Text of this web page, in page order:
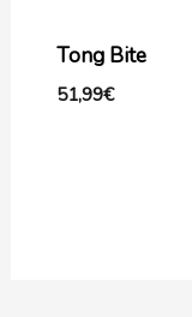
Tong Bite
51,99€